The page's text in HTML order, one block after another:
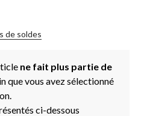
de soldes
ne fait plus partie de
que vous avez sélectionné
ci-dessous